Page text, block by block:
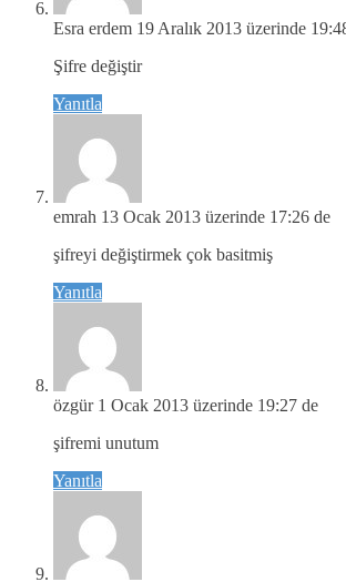
Esra erdem 19 Aralık 2013 üzerinde
Şifre değiştir
Yanıtla
emrah 13 Ocak 2013 üzerinde 17:26 de
şifreyi değiştirmek çok basitmiş
Yanıtla
özgür 1 Ocak 2013 üzerinde 19:27 de
şifremi unutum
Yanıtla